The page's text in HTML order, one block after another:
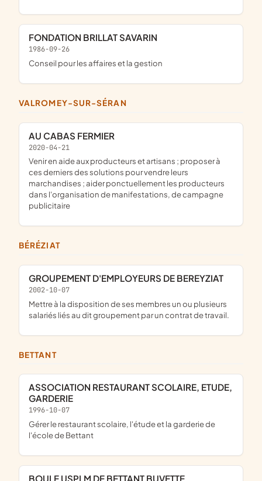
FONDATION BRILLAT SAVARIN
1986-09-26
Conseil pour les affaires et la gestion
VALROMEY-SUR-SÉRAN
AU CABAS FERMIER
2020-04-21
venir en aide aux producteurs et artisans ; proposer à
ces derniers des solutions pour vendre leurs
marchandises ; aider ponctuellement les producteurs
dans l'organisation de manifestations, de campagne
publicitaire
BÉRÉZIAT
GROUPEMENT D'EMPLOYEURS DE BEREYZIAT
2002-10-07
mettre à la disposition de ses membres un ou plusieurs
salariés liés au dit groupement par un contrat de travail.
BETTANT
ASSOCIATION RESTAURANT SCOLAIRE, ETUDE,
GARDERIE
1996-10-07
gérer le restaurant scolaire, l'étude et la garderie de
l'école de Bettant
BOULE USPLM DE BETTANT BUVETTE